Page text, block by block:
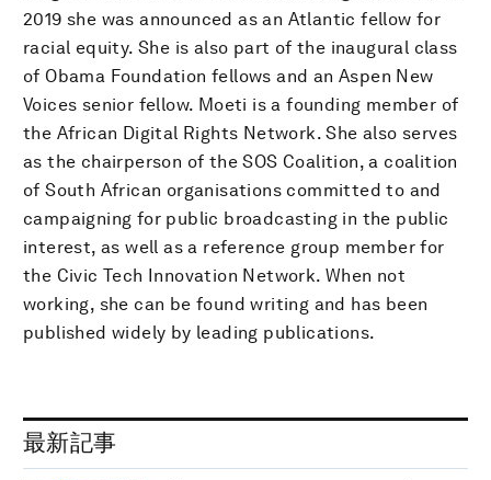
2019 she was announced as an Atlantic fellow for
racial equity. She is also part of the inaugural class
of Obama Foundation fellows and an Aspen New
Voices senior fellow. Moeti is a founding member of
the African Digital Rights Network. She also serves
as the chairperson of the SOS Coalition, a coalition
of South African organisations committed to and
campaigning for public broadcasting in the public
interest, as well as a reference group member for
the Civic Tech Innovation Network. When not
working, she can be found writing and has been
published widely by leading publications.
最新記事